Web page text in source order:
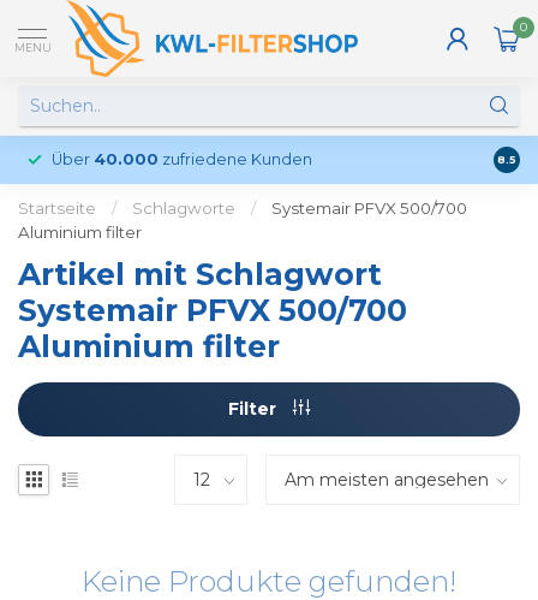
MENU
0
Über 40.000 zufriedene Kunden 8.5
Startseite / Schlagworte /
Systemair PFVX 500/700
Aluminium filter
Artikel mit Schlagwort
Systemair PFVX 500/700
Aluminium filter
Filter
Keine Produkte gefunden!